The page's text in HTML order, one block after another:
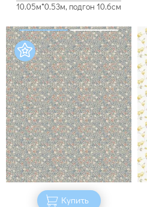
10.05м*0.53м, подгон 10.6см
Купить